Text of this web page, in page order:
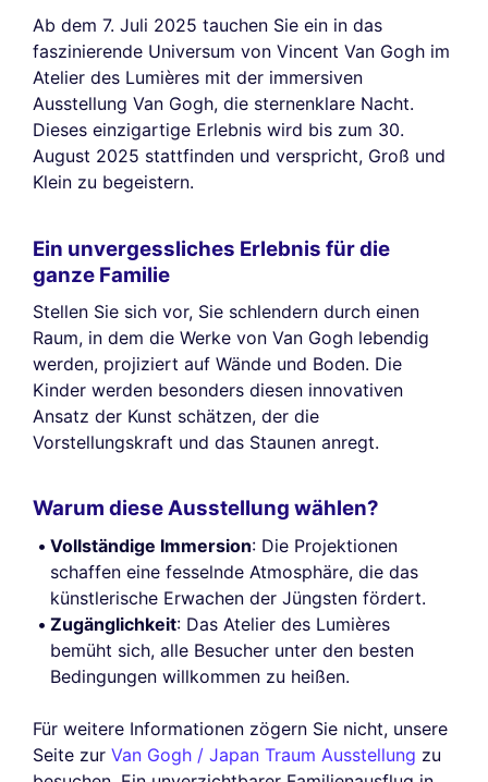
Ab dem 7. Juli 2025 tauchen Sie ein in das
faszinierende Universum von Vincent Van Gogh im
Atelier des Lumières mit der immersiven
Ausstellung Van Gogh, die sternenklare Nacht.
Dieses einzigartige Erlebnis wird bis zum 30.
August 2025 stattfinden und verspricht, Groß und
Klein zu begeistern.
Ein unvergessliches Erlebnis für die
ganze Familie
Stellen Sie sich vor, Sie schlendern durch einen
Raum, in dem die Werke von Van Gogh lebendig
werden, projiziert auf Wände und Boden. Die
Kinder werden besonders diesen innovativen
Ansatz der Kunst schätzen, der die
Vorstellungskraft und das Staunen anregt.
Warum diese Ausstellung wählen?
Vollständige Immersion: Die Projektionen
schaffen eine fesselnde Atmosphäre, die das
künstlerische Erwachen der Jüngsten fördert.
Zugänglichkeit: Das Atelier des Lumières
bemüht sich, alle Besucher unter den besten
Bedingungen willkommen zu heißen.
Für weitere Informationen zögern Sie nicht, unsere
Seite zur Van Gogh / Japan Traum Ausstellung zu